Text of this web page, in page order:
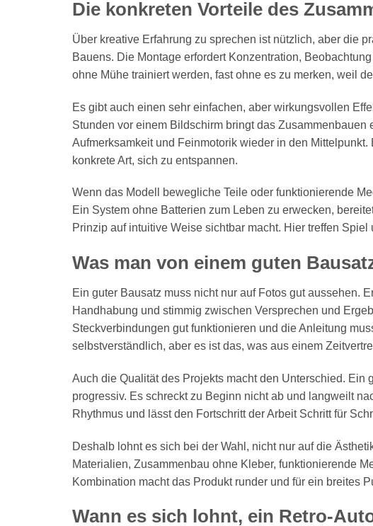
Die konkreten Vorteile des
Über kreative Erfahrung zu sprechen ist nützlich, aber die
Bauens. Die Montage erfordert Konzentration,
ohne Mühe trainiert werden, fast ohne es zu merken, weil
Es gibt auch einen sehr einfachen, aber wirkungsvollen
Stunden vor einem Bildschirm bringt das
Aufmerksamkeit und Feinmotorik wieder in den
konkrete Art, sich zu entspannen.
Wenn das Modell bewegliche Teile oder funktionierende
Ein System ohne Batterien zum Leben zu erwecken,
Prinzip auf intuitive Weise sichtbar macht. Hier treffen
Was man von einem guten
Ein guter Bausatz muss nicht nur auf Fotos gut aussehen.
Handhabung und stimmig zwischen Versprechen und
Steckverbindungen gut funktionieren und die Anleitung
selbstverständlich, aber es ist das, was aus einem
Auch die Qualität des Projekts macht den Unterschied.
progressiv. Es schreckt zu Beginn nicht ab und langweilt
Rhythmus und lässt den Fortschritt der Arbeit Schritt für
Deshalb lohnt es sich bei der Wahl, nicht nur auf die
Materialien, Zusammenbau ohne Kleber, funktionierende
Kombination macht das Produkt runder und für ein breites
Wann es sich lohnt, ein Retro-